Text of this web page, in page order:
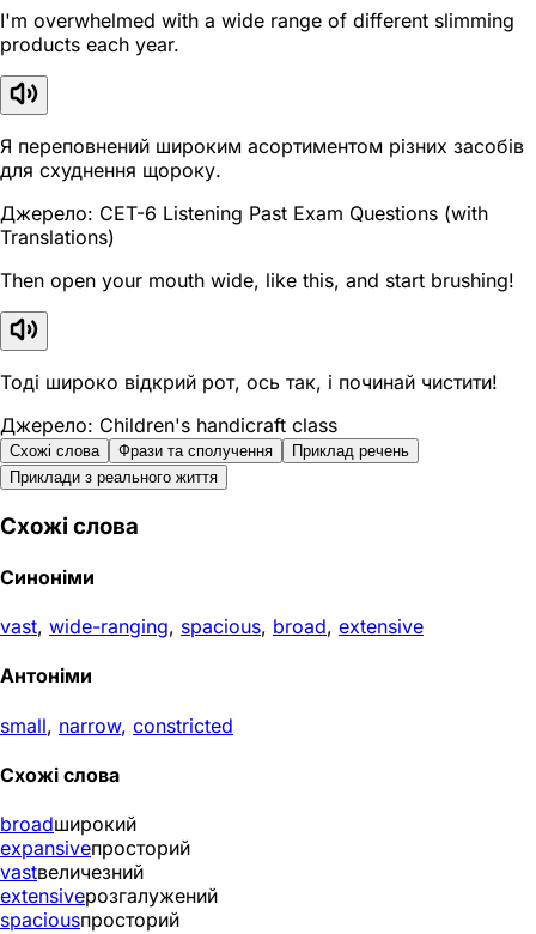
I'm overwhelmed with a wide range of different slimming
products each year.
Я переповнений широким асортиментом різних засобів
для схуднення щороку.
Джерело: CET-6 Listening Past Exam Questions (with
Translations)
Then open your mouth wide, like this, and start brushing!
Тоді широко відкрий рот, ось так, і починай чистити!
Джерело: Children's handicraft class
Схожі слова Фрази та сполучення
Приклад речень
Приклади з реального життя
Схожі слова
Синоніми
vast, wide-ranging, spacious, broad, extensive
Антоніми
small, narrow, constricted
Схожі слова
broadширокий
expansiveпросторий
vastвеличезний
extensiveрозгалужений
spaciousпросторий